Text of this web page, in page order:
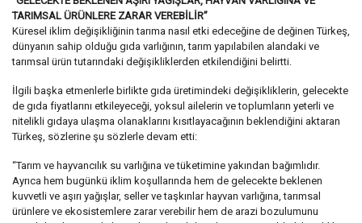
TARIMSAL ÜRÜNLERE ZARAR VEREBİLİR”
Küresel iklim değişikliğinin tarıma nasıl etki edeceğine de değinen Türkeş,
dünyanın sahip olduğu gıda varlığının, tarım yapılabilen alandaki ve
tarımsal ürün tutarındaki değişikliklerden etkilendiğini belirtti.
İlgili başka etmenlerle birlikte gıda üretimindeki değişikliklerin, gelecekte
de gıda fiyatlarını etkileyeceği, yoksul ailelerin ve toplumların yeterli ve
nitelikli gıdaya ulaşma olanaklarını kısıtlayacağının beklendiğini aktaran
Türkeş, sözlerine şu sözlerle devam etti:
“Tarım ve hayvancılık su varlığına ve tüketimine yakından bağımlıdır.
Ayrıca hem bugünkü iklim koşullarında hem de gelecekte beklenen
kuvvetli ve aşırı yağışlar, seller ve taşkınlar hayvan varlığına, tarımsal
ürünlere ve ekosistemlere zarar verebilir hem de arazi bozulumunu